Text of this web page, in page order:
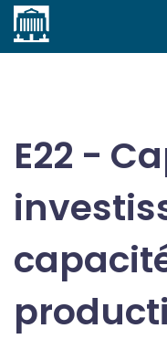
Accueil
E22 -